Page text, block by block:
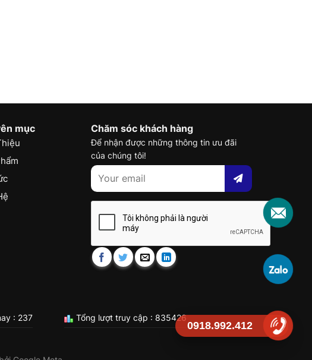
mục Chăm sóc khách hàng
Để nhận được những thông tin ưu đãi
của chúng tôi!
: 237 Tổng lượt truy cập : 835426
0918.992.412